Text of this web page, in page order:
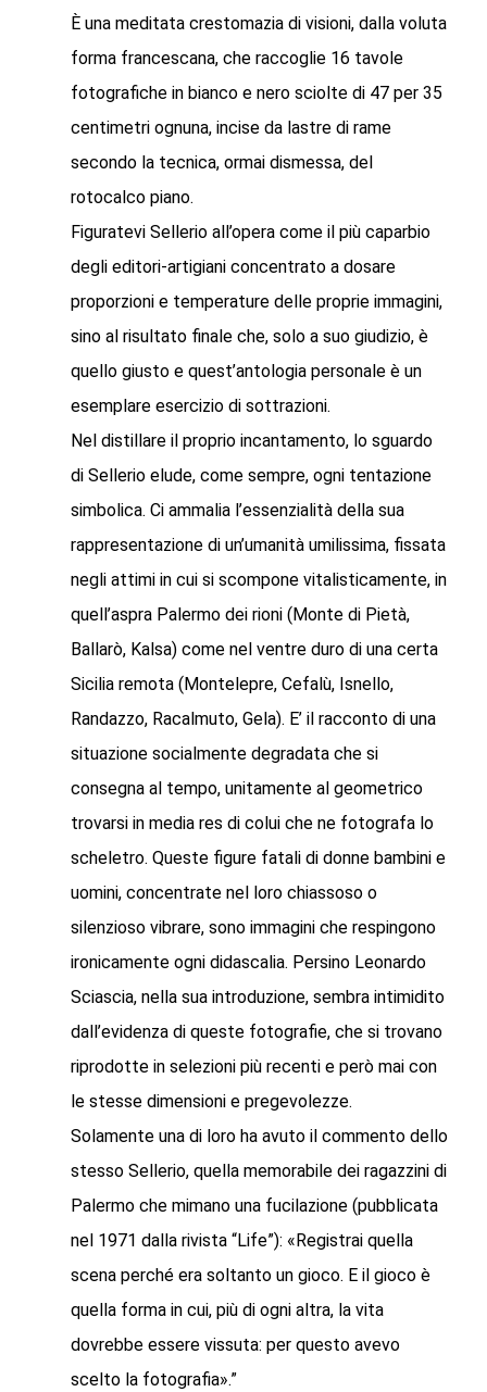
È una meditata crestomazia di visioni, dalla voluta
forma francescana, che raccoglie 16 tavole
fotografiche in bianco e nero sciolte di 47 per 35
centimetri ognuna, incise da lastre di rame
secondo la tecnica, ormai dismessa, del
rotocalco piano.
Figuratevi Sellerio all’opera come il più caparbio
degli editori-artigiani concentrato a dosare
proporzioni e temperature delle proprie immagini,
sino al risultato finale che, solo a suo giudizio, è
quello giusto e quest’antologia personale è un
esemplare esercizio di sottrazioni.
Nel distillare il proprio incantamento, lo sguardo
di Sellerio elude, come sempre, ogni tentazione
simbolica. Ci ammalia l’essenzialità della sua
rappresentazione di un’umanità umilissima, fissata
negli attimi in cui si scompone vitalisticamente, in
quell’aspra Palermo dei rioni (Monte di Pietà,
Ballarò, Kalsa) come nel ventre duro di una certa
Sicilia remota (Montelepre, Cefalù, Isnello,
Randazzo, Racalmuto, Gela). E’ il racconto di una
situazione socialmente degradata che si
consegna al tempo, unitamente al geometrico
trovarsi in media res di colui che ne fotografa lo
scheletro. Queste figure fatali di donne bambini e
uomini, concentrate nel loro chiassoso o
silenzioso vibrare, sono immagini che respingono
ironicamente ogni didascalia. Persino Leonardo
Sciascia, nella sua introduzione, sembra intimidito
dall’evidenza di queste fotografie, che si trovano
riprodotte in selezioni più recenti e però mai con
le stesse dimensioni e pregevolezze.
Solamente una di loro ha avuto il commento dello
stesso Sellerio, quella memorabile dei ragazzini di
Palermo che mimano una fucilazione (pubblicata
nel 1971 dalla rivista “Life”): «Registrai quella
scena perché era soltanto un gioco. E il gioco è
quella forma in cui, più di ogni altra, la vita
dovrebbe essere vissuta: per questo avevo
scelto la fotografia».”